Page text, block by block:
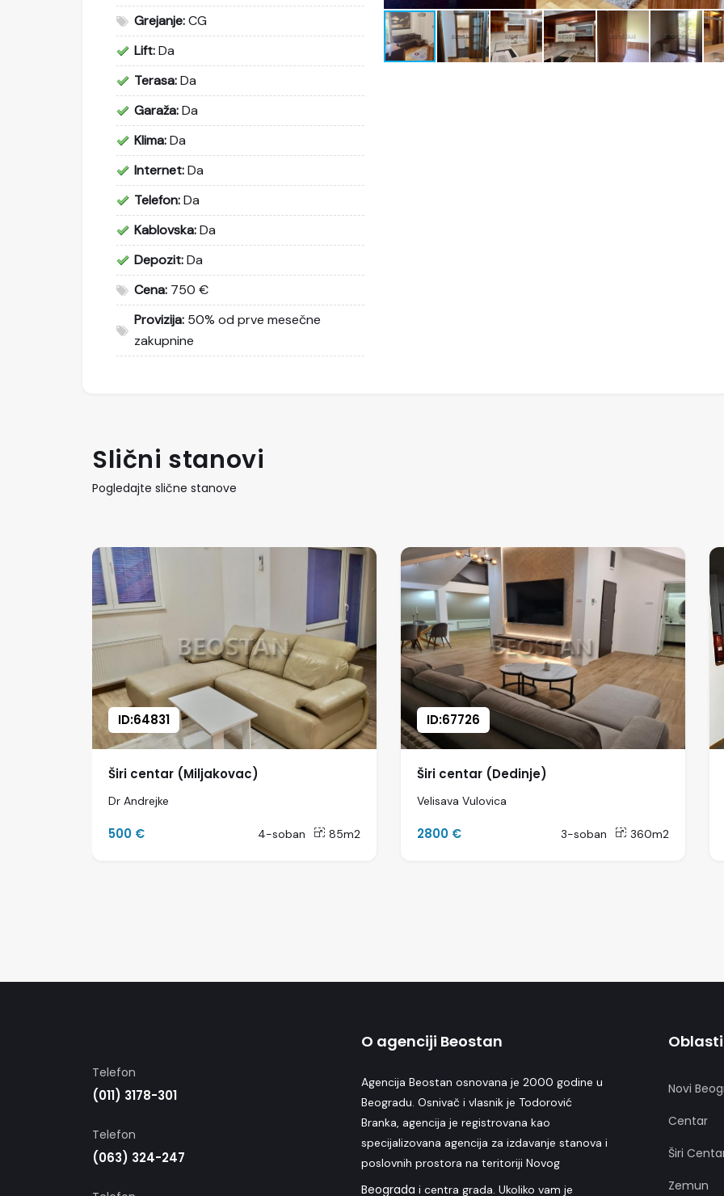
Grejanje:CG
Lift:Da
Terasa:Da
Garaža:Da
Klima:Da
Internet:Da
Telefon:Da
Kablovska:Da
Depozit:Da
Cena: 750 €
Provizija: 50% od prve mesečne
zakupnine
Slični stanovi
Pogledajte slične stanove
ID:64831
Širi centar (Miljakovac)
Dr Andrejke
500 € 4-soban 85m2
ID:67726
Širi centar (Dedinje)
Velisava Vulovica
2800 € 3-soban 360m2
Telefon
(011) 3178-301
Telefon
(063) 324-247
O agenciji Beostan
Agencija Beostan osnovana je 2000 godine u
Beogradu. Osnivač i vlasnik je Todorović
Branka, agencija je registrovana kao
specijalizovana agencija za izdavanje stanova i
poslovnih prostora na teritoriji Novog
Beograda i centra grada. Ukoliko vam je
Oblasti
Novi
Centar
Širi
Zemun